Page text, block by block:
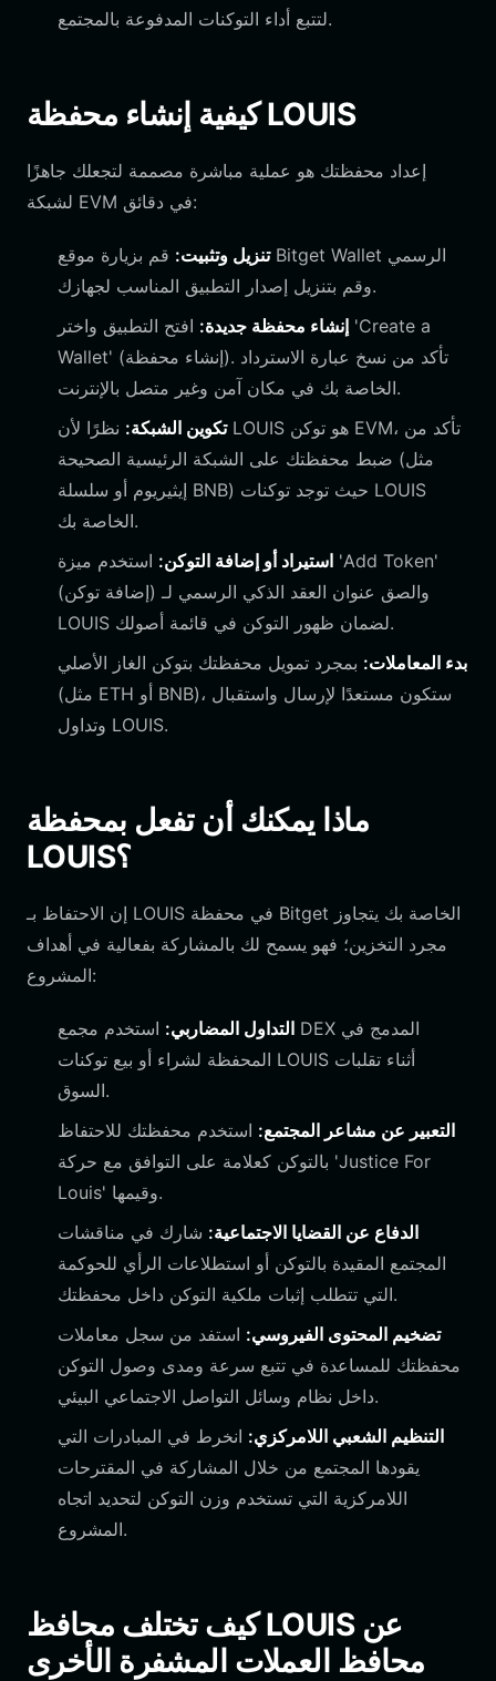
لتتبع أداء التوكنات المدفوعة بالمجتمع.
كيفية إنشاء محفظة LOUIS
إعداد محفظتك هو عملية مباشرة مصممة لتجعلك جاهزًا
لشبكة EVM في دقائق:
تنزيل وتثبيت: قم بزيارة موقع Bitget Wallet الرسمي
وقم بتنزيل إصدار التطبيق المناسب لجهازك.
إنشاء محفظة جديدة: افتح التطبيق واختر 'Create a
Wallet' (إنشاء محفظة). تأكد من نسخ عبارة الاسترداد
الخاصة بك في مكان آمن وغير متصل بالإنترنت.
تكوين الشبكة: نظرًا لأن LOUIS هو توكن EVM، تأكد من
ضبط محفظتك على الشبكة الرئيسية الصحيحة (مثل
إيثيريوم أو سلسلة BNB) حيث توجد توكنات LOUIS
الخاصة بك.
استيراد أو إضافة التوكن: استخدم ميزة 'Add Token'
(إضافة توكن) والصق عنوان العقد الذكي الرسمي لـ
LOUIS لضمان ظهور التوكن في قائمة أصولك.
بدء المعاملات: بمجرد تمويل محفظتك بتوكن الغاز الأصلي
(مثل ETH أو BNB)، ستكون مستعدًا لإرسال واستقبال
وتداول LOUIS.
ماذا يمكنك أن تفعل بمحفظة
LOUIS؟
إن الاحتفاظ بـ LOUIS في محفظة Bitget الخاصة بك يتجاوز
مجرد التخزين؛ فهو يسمح لك بالمشاركة بفعالية في أهداف
المشروع:
التداول المضاربي: استخدم مجمع DEX المدمج في
المحفظة لشراء أو بيع توكنات LOUIS أثناء تقلبات
السوق.
التعبير عن مشاعر المجتمع: استخدم محفظتك للاحتفاظ
بالتوكن كعلامة على التوافق مع حركة 'Justice For
Louis' وقيمها.
الدفاع عن القضايا الاجتماعية: شارك في مناقشات
المجتمع المقيدة بالتوكن أو استطلاعات الرأي للحوكمة
التي تتطلب إثبات ملكية التوكن داخل محفظتك.
تضخيم المحتوى الفيروسي: استفد من سجل معاملات
محفظتك للمساعدة في تتبع سرعة ومدى وصول التوكن
داخل نظام وسائل التواصل الاجتماعي البيئي.
التنظيم الشعبي اللامركزي: انخرط في المبادرات التي
يقودها المجتمع من خلال المشاركة في المقترحات
اللامركزية التي تستخدم وزن التوكن لتحديد اتجاه
المشروع.
كيف تختلف محافظ LOUIS عن
محافظ العملات المشفرة الأخرى